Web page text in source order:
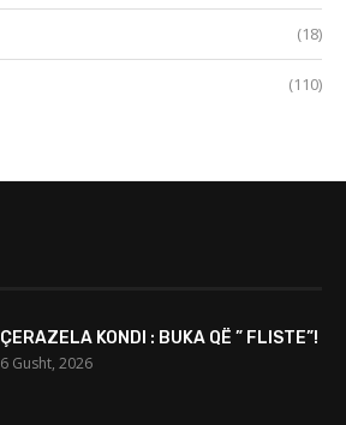
(18)
(110)
ÇERAZELA KONDI : BUKA QË ” FLISTE”!
6 Gusht, 2026